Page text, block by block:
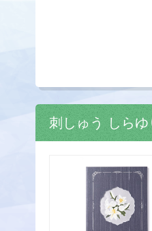
刺しゅう しらゆ